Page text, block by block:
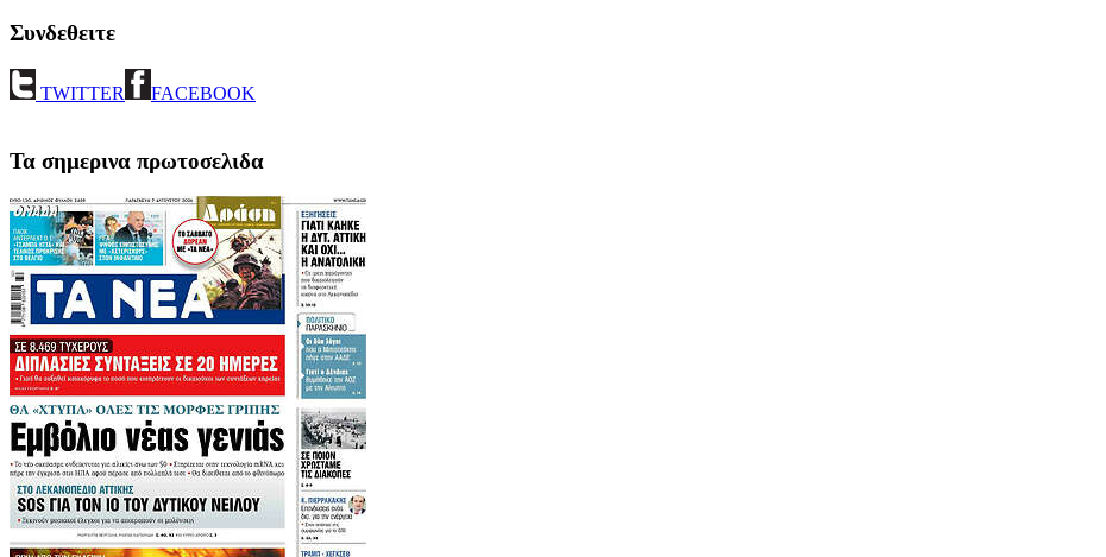
Συνδεθειτε
TWITTER FACEBOOK
Τα σημερινα πρωτοσελιδα